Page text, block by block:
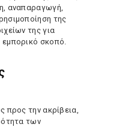
αναπαραγωγή,
της
της για
σκοπό.
προς την ακρίβεια,
των